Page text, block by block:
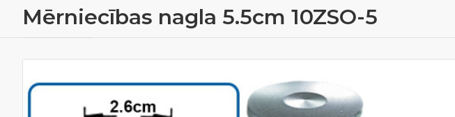
Mērniecības nagla 5.5cm 10ZSO-5